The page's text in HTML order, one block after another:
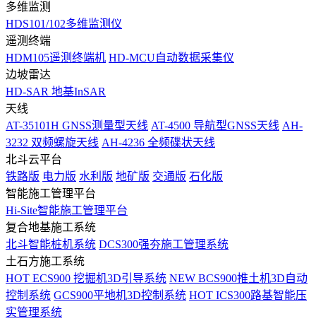
多维监测
HDS101/102多维监测仪
遥测终端
HDM105遥测终端机 HD-MCU自动数据采集仪
边坡雷达
HD-SAR 地基InSAR
天线
AT-35101H GNSS测量型天线 AT-4500 导航型GNSS天线 AH-
3232 双频螺旋天线 AH-4236 全频碟状天线
北斗云平台
铁路版 电力版 水利版 地矿版 交通版 石化版
智能施工管理平台
Hi-Site智能施工管理平台
复合地基施工系统
北斗智能桩机系统 DCS300强夯施工管理系统
土石方施工系统
HOT ECS900 挖掘机3D引导系统 NEW BCS900推土机3D自动
控制系统 GCS900平地机3D控制系统 HOT ICS300路基智能压
实管理系统